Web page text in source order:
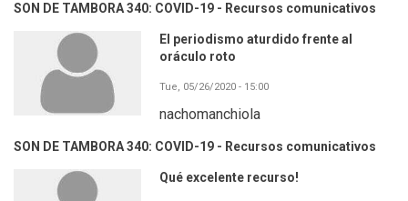
SON DE TAMBORA 340: COVID-19 - Recursos comunicativos
El periodismo aturdido frente al
oráculo roto
Tue, 05/26/2020 - 15:00
nachomanchiola
SON DE TAMBORA 340: COVID-19 - Recursos comunicativos
Qué excelente recurso!